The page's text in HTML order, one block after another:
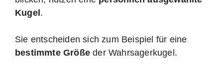
Kugel .
Sie entscheiden sich zum Beispiel für eine
bestimmte Größe der Wahrsagerkugel.